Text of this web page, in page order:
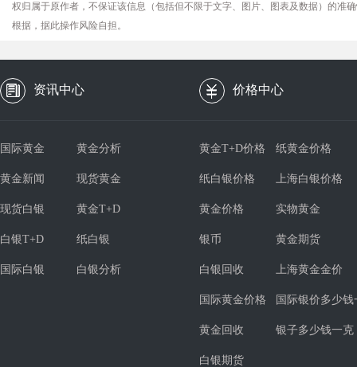
权归属于原作者，不保证该信息（包括但不限于文字、图片、图表及数据）的准
根据，据此操作风险自担。
资讯中心 价格中心
国际黄金 黄金分析
黄金新闻 现货黄金
现货白银 黄金T+D
白银T+D 纸白银
国际白银 白银分析
黄金T+D价格 纸黄金价格
纸白银价格 上海白银价格
黄金价格 实物黄金
银币 黄金期货
白银回收 上海黄金金价
国际黄金价格 国际银价多少钱
黄金回收 银子多少钱一克
白银期货